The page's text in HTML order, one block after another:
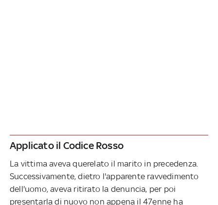
Applicato il Codice Rosso
La vittima aveva querelato il marito in precedenza.
Successivamente, dietro l'apparente ravvedimento
dell'uomo, aveva ritirato la denuncia, per poi
presentarla di nuovo non appena il 47enne ha